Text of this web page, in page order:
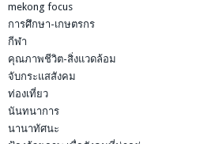
mekong focus
การศึกษา-เกษตรกร
กีฬา
คุณภาพชีวิต-สิ่งแวดล้อม
จับกระแสสังคม
ท่องเที่ยว
นันทนาการ
นานาทัศนะ